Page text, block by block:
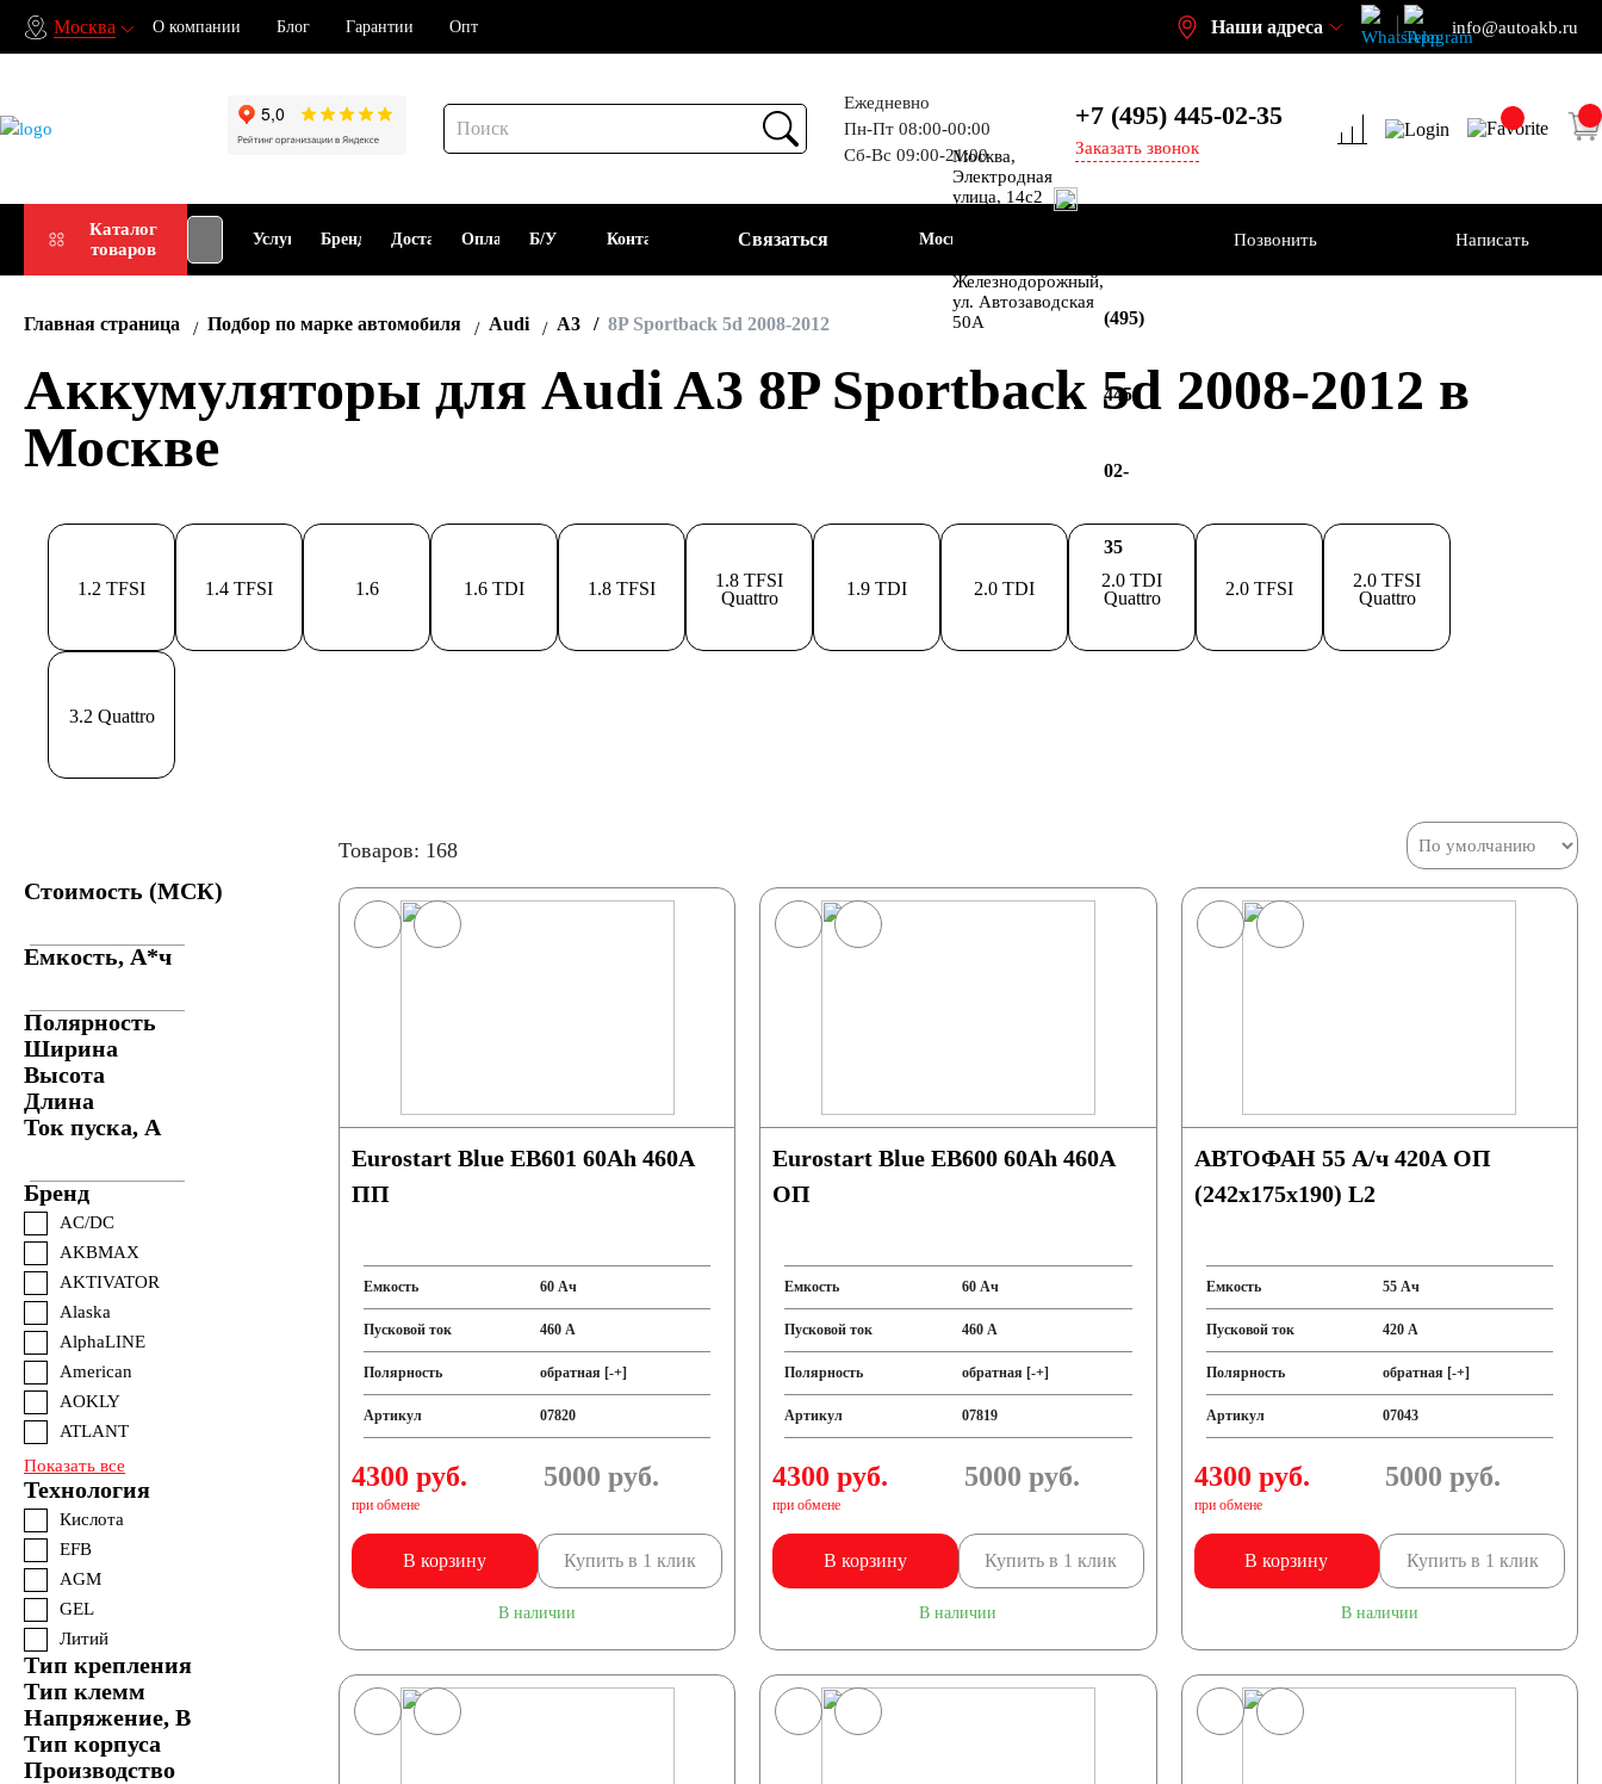
Москва О компании Блог Гарантии Опт Наши адреса info@autoakb.ru
Ежедневно
Пн-Пт 08:00-00:00
Сб-Вс 09:00-21:00
+7 (495) 445-02-35
Заказать звонок
Каталог
товаров
Подбор
АКБ
Услуги Бренды ДоставкаОплата Б/У
АКБ
Контакты Связаться Москва
Москва,
Электродная
улица, 14с2
Энтузиастов
Железнодорожный,
ул. Автозаводская
50А
(495)
445-
02-
35
Позвонить Написать
Главная страница Подбор по марке автомобиля Audi A3 8P Sportback 5d 2008-2012
Аккумуляторы для Audi A3 8P Sportback 5d 2008-2012 в
Москве
1.2 TFSI 1.4 TFSI 1.6 1.6 TDI 1.8 TFSI
1.8 TFSI
Quattro
1.9 TDI 2.0 TDI
2.0 TDI
Quattro
2.0 TFSI
2.0 TFSI
Quattro
3.2 Quattro
Стоимость (МСК)
Емкость, А*ч
Полярность
Ширина
Высота
Длина
Ток пуска, А
Бренд
AC/DC
AKBMAX
AKTIVATOR
Alaska
AlphaLINE
American
AOKLY
ATLANT
Показать все
Технология
Кислота
EFB
AGM
GEL
Литий
Тип крепления
Тип клемм
Напряжение, В
Тип корпуса
Производство
Товаров: 168
Eurostart Blue EB601 60Ah 460A
ПП
Емкость 60 Ач
Пусковой ток 460 А
Полярность обратная [-+]
Артикул 07820
4300 руб.
при обмене
5000 руб.
В корзину Купить в 1 клик
В наличии
Eurostart Blue EB600 60Ah 460A
ОП
Емкость 60 Ач
Пусковой ток 460 А
Полярность обратная [-+]
Артикул 07819
4300 руб.
при обмене
5000 руб.
В корзину Купить в 1 клик
В наличии
АВТОФАН 55 А/ч 420А ОП
(242x175x190) L2
Емкость 55 Ач
Пусковой ток 420 А
Полярность обратная [-+]
Артикул 07043
4300 руб.
при обмене
5000 руб.
В корзину Купить в 1 клик
В наличии